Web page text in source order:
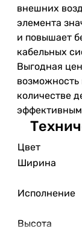
внешних
элемента
и повышает
кабельных
Выгодная
возможность
количестве
Цвет
Ширина
Исполнение
Высота